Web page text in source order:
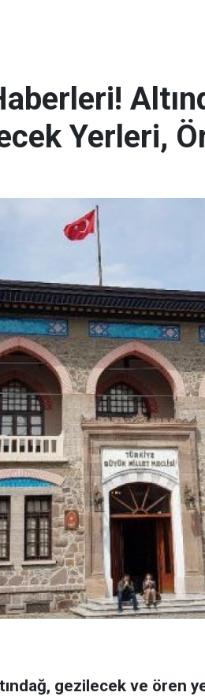
Yerleri,
gezilecek ve ören